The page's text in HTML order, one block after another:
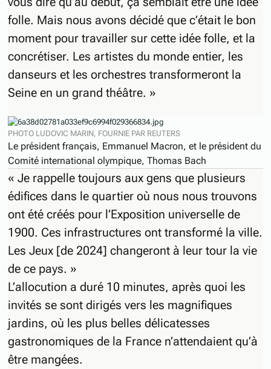
folle. Mais nous avons décidé que c’était le bon
moment pour travailler sur cette idée folle, et la
concrétiser. Les artistes du monde entier, les
danseurs et les orchestres transformeront la
Seine en un grand théâtre. »
PHOTO LUDOVIC MARIN, FOURNIE PAR REUTERS
Le président français, Emmanuel Macron, et le président du
Comité international olympique, Thomas Bach
« Je rappelle toujours aux gens que plusieurs
édifices dans le quartier où nous nous trouvons
ont été créés pour l’Exposition universelle de
1900. Ces infrastructures ont transformé la ville.
Les Jeux [de 2024] changeront à leur tour la vie
de ce pays. »
L’allocution a duré 10 minutes, après quoi les
invités se sont dirigés vers les magnifiques
jardins, où les plus belles délicatesses
gastronomiques de la France n’attendaient qu’à
être mangées.